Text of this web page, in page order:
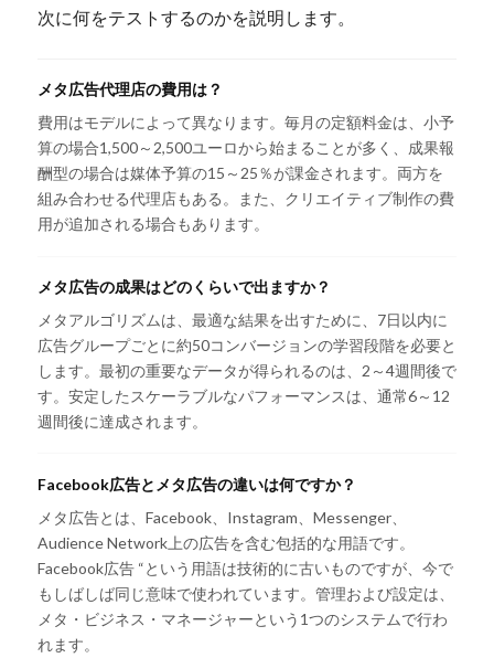
次に何をテストするのかを説明します。
メタ広告代理店の費用は？
費用はモデルによって異なります。毎月の定額料金は、小予
算の場合1,500～2,500ユーロから始まることが多く、成果報
酬型の場合は媒体予算の15～25％が課金されます。両方を
組み合わせる代理店もある。また、クリエイティブ制作の費
用が追加される場合もあります。
メタ広告の成果はどのくらいで出ますか？
メタアルゴリズムは、最適な結果を出すために、7日以内に
広告グループごとに約50コンバージョンの学習段階を必要と
します。最初の重要なデータが得られるのは、2～4週間後で
す。安定したスケーラブルなパフォーマンスは、通常6～12
週間後に達成されます。
Facebook広告とメタ広告の違いは何ですか？
メタ広告とは、Facebook、Instagram、Messenger、
Audience Network上の広告を含む包括的な用語です。
Facebook広告 “という用語は技術的に古いものですが、今で
もしばしば同じ意味で使われています。管理および設定は、
メタ・ビジネス・マネージャーという1つのシステムで行わ
れます。